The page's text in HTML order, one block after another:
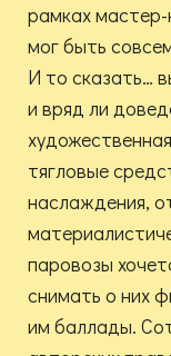
рамках
мог быть
И то сказать…
и вряд ли
тягловые
наслаждения,
паровозы
снимать о них
им баллады.